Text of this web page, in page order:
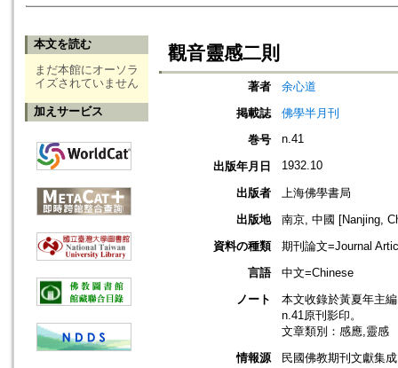
本文を読む
まだ本館にオーソラ
イズされていません
加えサービス
觀音靈感二則
著者
余心道
掲載誌
佛學半月刊
巻号
n.41
出版年月日 1932.10
出版者
上海佛學書局
出版地
南京, 中國 [Nanjing,
資料の種類
期刊論文=Journal
言語
中文=Chinese
ノート
本文收錄於黃夏年主
n.41原刊影印。
文章類別：感應,靈感
情報源
民國佛教期刊文獻集